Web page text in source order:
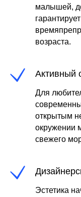
малышей,
возраста.
Активный
Для
открытым
окружении
свежего
Эстетика